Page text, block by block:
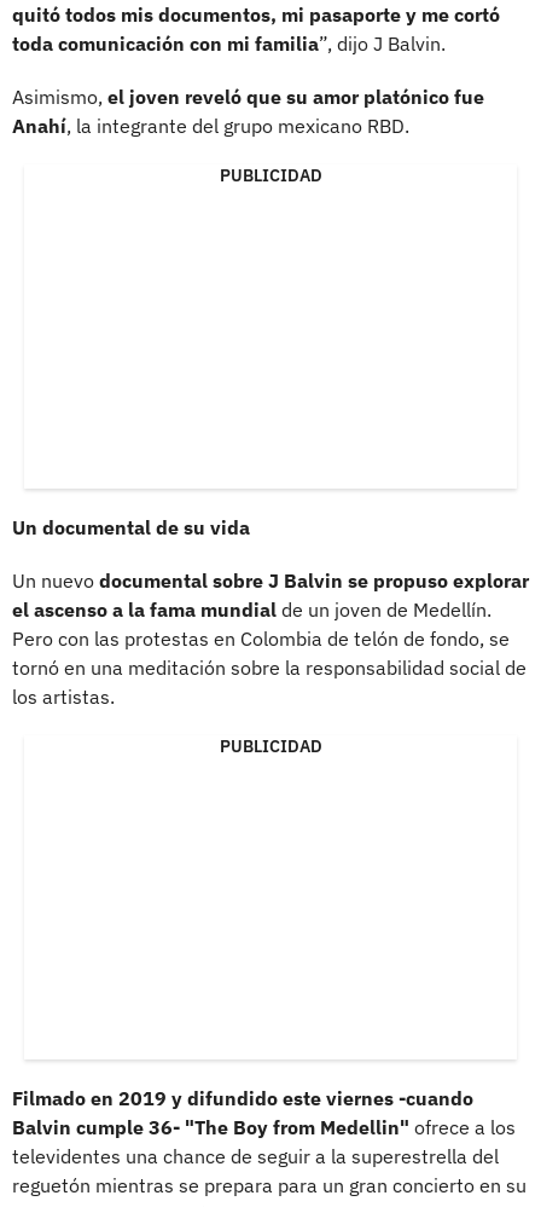
quitó todos mis documentos, mi pasaporte y me cortó
toda comunicación con mi familia”, dijo J Balvin.
Asimismo, el joven reveló que su amor platónico fue
Anahí, la integrante del grupo mexicano RBD.
PUBLICIDAD
Un documental de su vida
Un nuevo documental sobre J Balvin se propuso explorar
el ascenso a la fama mundial de un joven de Medellín.
Pero con las protestas en Colombia de telón de fondo, se
tornó en una meditación sobre la responsabilidad social de
los artistas.
PUBLICIDAD
Filmado en 2019 y difundido este viernes -cuando
Balvin cumple 36- "The Boy from Medellin" ofrece a los
televidentes una chance de seguir a la superestrella del
reguetón mientras se prepara para un gran concierto en su